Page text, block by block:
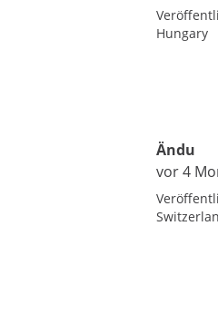
Hungary
Ändu
vor 4